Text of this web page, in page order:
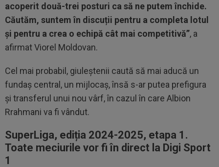
acoperit două-trei posturi ca să ne putem închide.
Căutăm, suntem în discuții pentru a completa lotul
și pentru a crea o echipă cât mai competitivă”, a
afirmat Viorel Moldovan.
Cel mai probabil, giuleștenii caută să mai aducă un
fundaș central, un mijlocaș, însă s-ar putea prefigura
și transferul unui nou vârf, în cazul în care Albion
Rrahmani va fi vândut.
SuperLiga, ediția 2024-2025, etapa 1.
Toate meciurile vor fi în direct la Digi Sport
1